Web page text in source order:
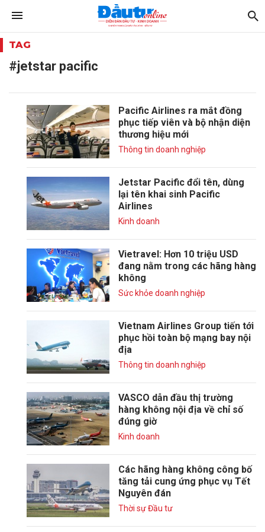
TAG
#jetstar pacific
Pacific Airlines ra mắt đồng
phục tiếp viên và bộ nhận diện
thương hiệu mới
Thông tin doanh nghiệp
Jetstar Pacific đổi tên, dùng
lại tên khai sinh Pacific
Airlines
Kinh doanh
Vietravel: Hơn 10 triệu USD
đang nằm trong các hãng hàng
không
Sức khỏe doanh nghiệp
Vietnam Airlines Group tiến tới
phục hồi toàn bộ mạng bay nội
địa
Thông tin doanh nghiệp
VASCO dẫn đầu thị trường
hàng không nội địa về chỉ số
đúng giờ
Kinh doanh
Các hãng hàng không công bố
tăng tải cung ứng phục vụ Tết
Nguyên đán
Thời sự Đầu tư